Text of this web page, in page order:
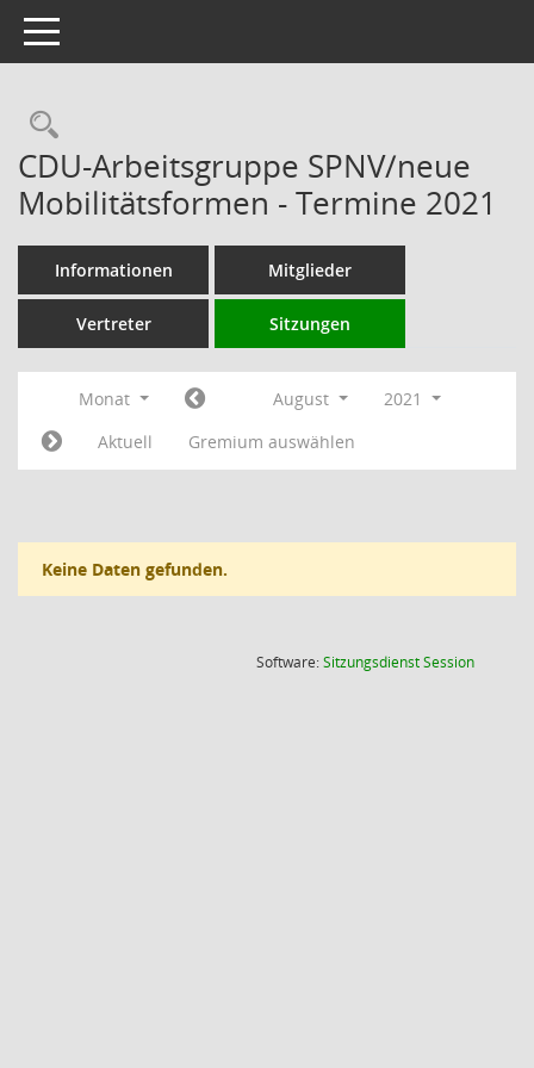
Toggle navigation
Rechercheauswahl
CDU-Arbeitsgruppe SPNV/neue
Mobilitätsformen - Termine 2021
Informationen Mitglieder
Vertreter Sitzungen
Monat August
2021
Aktuell
Gremium auswählen
Keine Daten gefunden.
Software:SitzungsdienstSession(Wird in